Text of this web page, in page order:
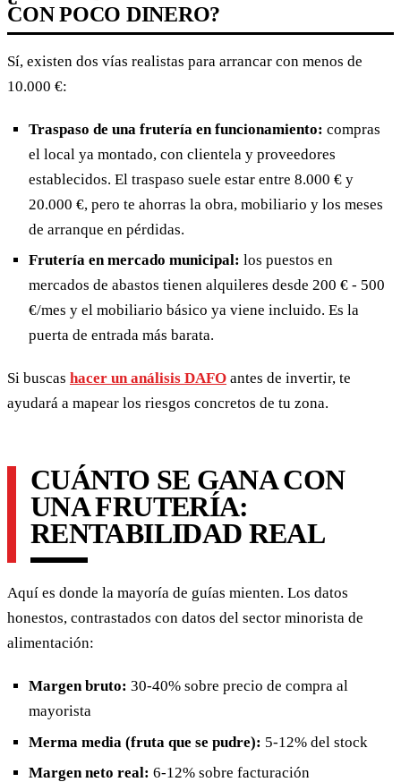
CON POCO DINERO?
Sí, existen dos vías realistas para arrancar con menos de
10.000 €:
Traspaso de una frutería en funcionamiento: compras
el local ya montado, con clientela y proveedores
establecidos. El traspaso suele estar entre 8.000 € y
20.000 €, pero te ahorras la obra, mobiliario y los meses
de arranque en pérdidas.
Frutería en mercado municipal: los puestos en
mercados de abastos tienen alquileres desde 200 € - 500
€/mes y el mobiliario básico ya viene incluido. Es la
puerta de entrada más barata.
Si buscas hacer un análisis DAFO antes de invertir, te
ayudará a mapear los riesgos concretos de tu zona.
CUÁNTO SE GANA CON
UNA FRUTERÍA:
RENTABILIDAD REAL
Aquí es donde la mayoría de guías mienten. Los datos
honestos, contrastados con datos del sector minorista de
alimentación:
Margen bruto: 30-40% sobre precio de compra al
mayorista
Merma media (fruta que se pudre): 5-12% del stock
Margen neto real: 6-12% sobre facturación